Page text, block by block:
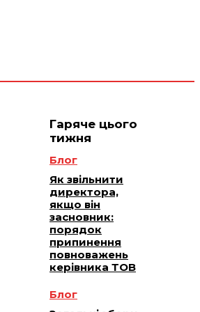
Гаряче цього
тижня
Блог
Як звільнити
директора,
якщо він
засновник:
порядок
припинення
повноважень
керівника ТОВ
Блог